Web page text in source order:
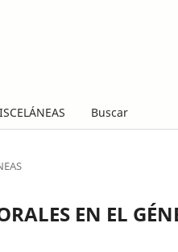
Buscar
EN EL